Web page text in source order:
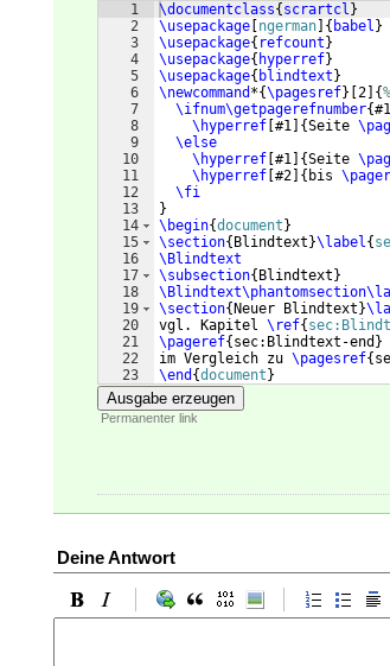
1
2
3
4
5
6
7
8
9
10
11
12
13
14
15
16
17
18
19
20
21
22
23
\documentclass{ scrartcl }
\usepackage ngerman { babel }
\usepackage{ refcount }
\usepackage{ hyperref}
\usepackage{ blindtext }
\newcommand *{\pagesref} 2 {
\ifnum\getpagerefnumber{#1
\hyperref #1 {Seite
\else
\hyperref #1 {Seite
\hyperref #2 { bis
\fi
}
\begin{document }
\section{ Blindtext }\label{
\Blindtext
\subsection{ Blindtext }
\Blindtext\phantomsection
\section{ Neuer Blindtext }
vgl. Kapitel \ref{
\pageref{ sec:Blindtext-end }
im Vergleich zu \pagesref{
\end {document }
Ausgabe erzeugen
Permanenter link
Deine Antwort